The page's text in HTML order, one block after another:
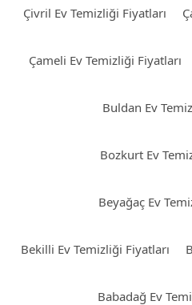
Çivril Ev Temizliği Fiyatları
Çameli Ev Temizliği Fiyatları
Buldan Ev
Bozkurt Ev
Beyağaç Ev
Bekilli Ev Temizliği Fiyatları
Babadağ Ev